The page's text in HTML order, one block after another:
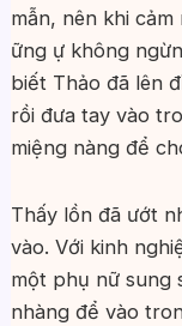
mẫn, nên khi
ững ự không
biết Thảo đã lên
rồi đưa tay vào
miệng nàng để
Thấy lồn đã ướt
vào. Với kinh
một phụ nữ sung
nhàng để vào